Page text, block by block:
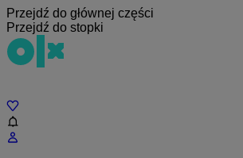
Przejdź do głównej części
Przejdź do stopki